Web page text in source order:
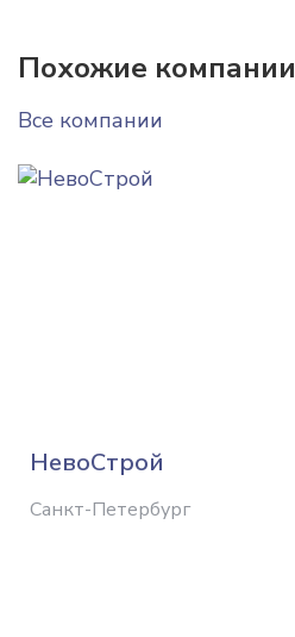
Похожие компании
Все компании
НевоСтрой
Санкт-Петербург